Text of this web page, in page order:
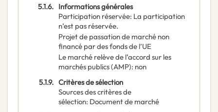
5.1.6. Informations générales
Participation réservée: La participation
n’est pas réservée.
Projet de passation de marché non
financé par des fonds de l’UE
Le marché relève de l’accord sur les
marchés publics (AMP): non
5.1.9. Critères de sélection
Sources des critères de
sélection: Document de marché